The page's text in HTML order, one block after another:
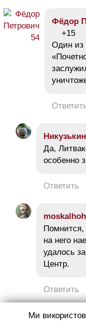
Фёдор
+15
Один из
Да,
особенно
Ответить
Помнится,
на него
удалось
Центр.
Ответить
Ми